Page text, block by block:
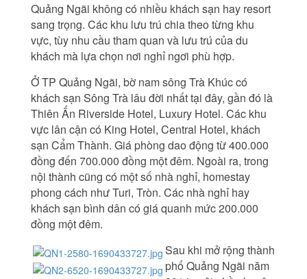
Quảng Ngãi không có nhiều khách sạn hay resort
sang trọng. Các khu lưu trú chia theo từng khu
vực, tùy nhu cầu tham quan và lưu trú của du
khách mà lựa chọn nơi nghỉ ngơi phù hợp.
Ở TP Quảng Ngãi, bờ nam sông Trà Khúc có
khách sạn Sông Trà lâu đời nhất tại đây, gần đó là
Thiên Ấn Riverside Hotel, Luxury Hotel. Các khu
vực lân cận có King Hotel, Central Hotel, khách
sạn Cẩm Thành. Giá phòng dao động từ 400.000
đồng đến 700.000 đồng một đêm. Ngoài ra, trong
nội thành cũng có một số nhà nghỉ, homestay
phong cách như Turi, Tròn. Các nhà nghỉ hay
khách sạn bình dân có giá quanh mức 200.000
đồng một đêm.
Sau khi mở rộng thành
phố Quảng Ngãi năm